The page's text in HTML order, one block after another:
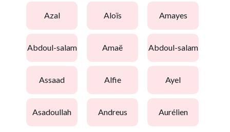
azal aloïs amayes
abdoul-salam amaë abdoul-salam
assaad alfie ayel
asadoullah andreus aurélien